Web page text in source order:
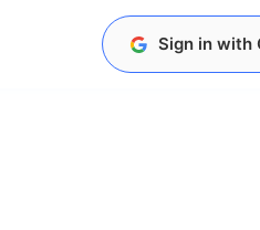
Sign in with